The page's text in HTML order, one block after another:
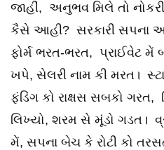
જાહીં, અનુભવ મિલે તો
કૈસે આહી? સરકારી સપના
ફોર્મ ભરત-ભરત, પ્રાઈવેટ મેં
ખપે, સેલરી નામ કી મરત।
ફંડિંગ કો રાક્ષસ સબકો
લિખ્યો, શરમ સે મૂંડો ગડત।
મેં, સપના બેચ કે રોટી કો